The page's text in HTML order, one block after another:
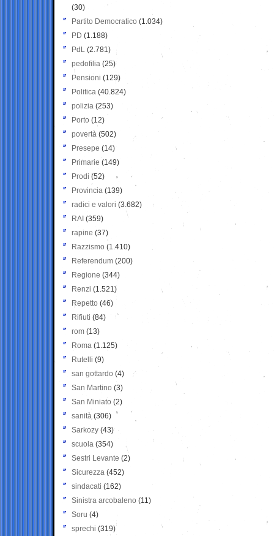
(30)
Partito Democratico (1.034)
PD (1.188)
PdL (2.781)
pedofilia (25)
Pensioni (129)
Politica (40.824)
polizia (253)
Porto (12)
povertà (502)
Presepe (14)
Primarie (149)
Prodi (52)
Provincia (139)
radici e valori (3.682)
RAI (359)
rapine (37)
Razzismo (1.410)
Referendum (200)
Regione (344)
Renzi (1.521)
Repetto (46)
Rifiuti (84)
rom (13)
Roma (1.125)
Rutelli (9)
san gottardo (4)
San Martino (3)
San Miniato (2)
sanità (306)
Sarkozy (43)
scuola (354)
Sestri Levante (2)
Sicurezza (452)
sindacati (162)
Sinistra arcobaleno (11)
Soru (4)
sprechi (319)